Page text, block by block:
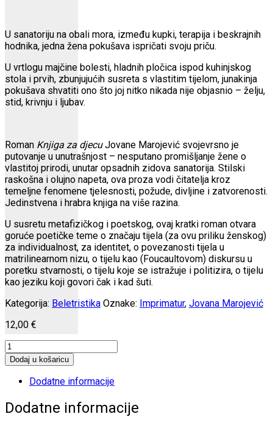
U sanatoriju na obali mora, između kupki, terapija i beskrajnih
hodnika, jedna žena pokušava ispričati svoju priču.
U vrtlogu majčine bolesti, hladnih pločica ispod kuhinjskog
stola i prvih, zbunjujućih susreta s vlastitim tijelom, junakinja
pokušava shvatiti ono što joj nitko nikada nije objasnio – želju,
stid, krivnju i ljubav.
Roman Knjiga za djecuJovane Marojević svojevrsno je
putovanje u unutrašnjost – nesputano promišljanje žene o
vlastitoj prirodi, unutar opsadnih zidova sanatorija. Stilski
raskošna i olujno napeta, ova proza vodi čitatelja kroz
temeljne fenomene tjelesnosti, požude, divljine i zatvorenosti.
Jedinstvena i hrabra knjiga na više razina.
U susretu metafizičkog i poetskog, ovaj kratki roman otvara
goruće poetičke teme o značaju tijela (za ovu priliku ženskog)
za individualnost, za identitet, o povezanosti tijela u
matrilinearnom nizu, o tijelu kao (Foucaultovom) diskursu u
poretku stvarnosti, o tijelu koje se istražuje i politizira, o tijelu
kao jeziku koji govori čak i kad šuti.
Kategorija: Beletristika Oznake: Imprimatur, Jovana Marojević
12,00 €
Knjiga
za
djecu
količina
Dodaj u košaricu
Dodatne informacije
Dodatne informacije